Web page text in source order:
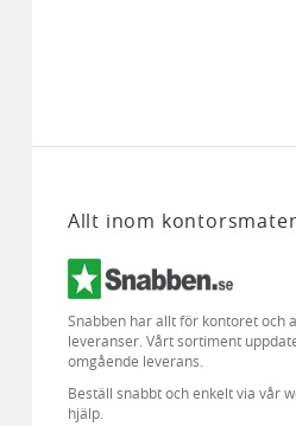
Allt inom
Snabben har allt för kontoret och
leveranser. Vårt sortiment
omgående leverans.
Beställ snabbt och enkelt via vår
hjälp.